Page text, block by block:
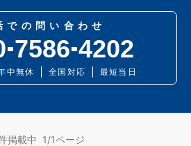
での問い合わせ
7586 4202
中無休 全国対応 最短当日
掲載中 1/1ページ